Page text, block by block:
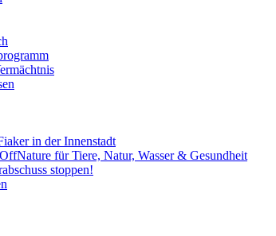
in der Innenstadt
für Tiere, Natur, Wasser & Gesundheit
stoppen!